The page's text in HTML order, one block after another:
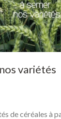
nosvariétés
de céréales à